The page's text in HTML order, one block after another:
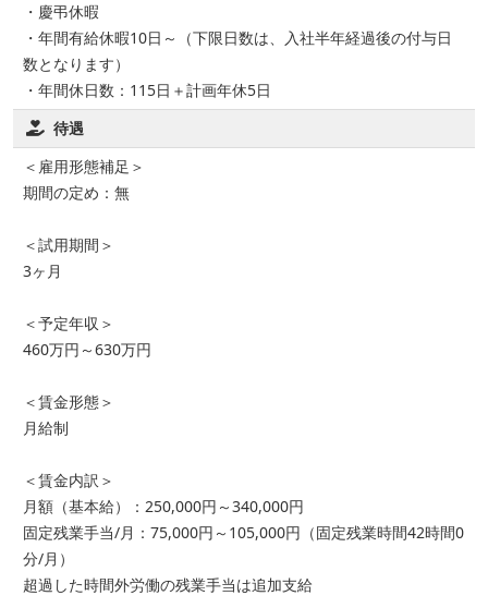
・慶弔休暇
・年間有給休暇10日～（下限日数は、入社半年経過後の付与日
数となります）
・年間休日数：115日＋計画年休5日
待遇
＜雇用形態補足＞
期間の定め：無
＜試用期間＞
3ヶ月
＜予定年収＞
460万円～630万円
＜賃金形態＞
月給制
＜賃金内訳＞
月額（基本給）：250,000円～340,000円
固定残業手当/月：75,000円～105,000円（固定残業時間42時間0
分/月）
超過した時間外労働の残業手当は追加支給